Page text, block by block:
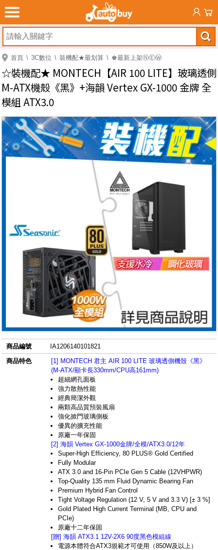
首頁 3C數位 裝機配★最划算 ♚最新上架ⓃⒺⓌ
☆裝機配★ MONTECH【AIR 100 LITE】玻璃透側
M-ATX機殼《黑》+海韻 Vertex GX-1000 金牌 全
模組 ATX3.0
商品編號
IA1206140101821
商品特色
[1] MONTECH 君主 AIR 100 LITE 玻璃透側機殼《黑》
(M-ATX/顯卡長330mm/CPU高161mm)
超細網孔面板
強力散熱性能
經典簡潔外觀
兩顆高品質預裝風扇
強化掀門玻璃側板
優異的擴充性能
原廠一年保固
[2] 海韻 Vertex GX-1000金牌/全模/ATX3.0/12年
Super-High Efficiency, 80 PLUS® Gold Certified
Fully Modular
ATX 3.0 and 16-Pin PCIe Gen 5 Cable (12VHPWR)
Top-Quality 135 mm Fluid Dynamic Bearing Fan
Premium Hybrid Fan Control
Tight Voltage Regulation (12 V, 5 V and 3.3 V) [± 3 %]
Gold Plated High Current Terminal (MB, CPU and
PCIe)
原廠十二年保固
[贈] 海韻 ATX3.1 12V-2X6 90度黑色模組線
電源本體符合ATX3規範才可使用（850W及以上）